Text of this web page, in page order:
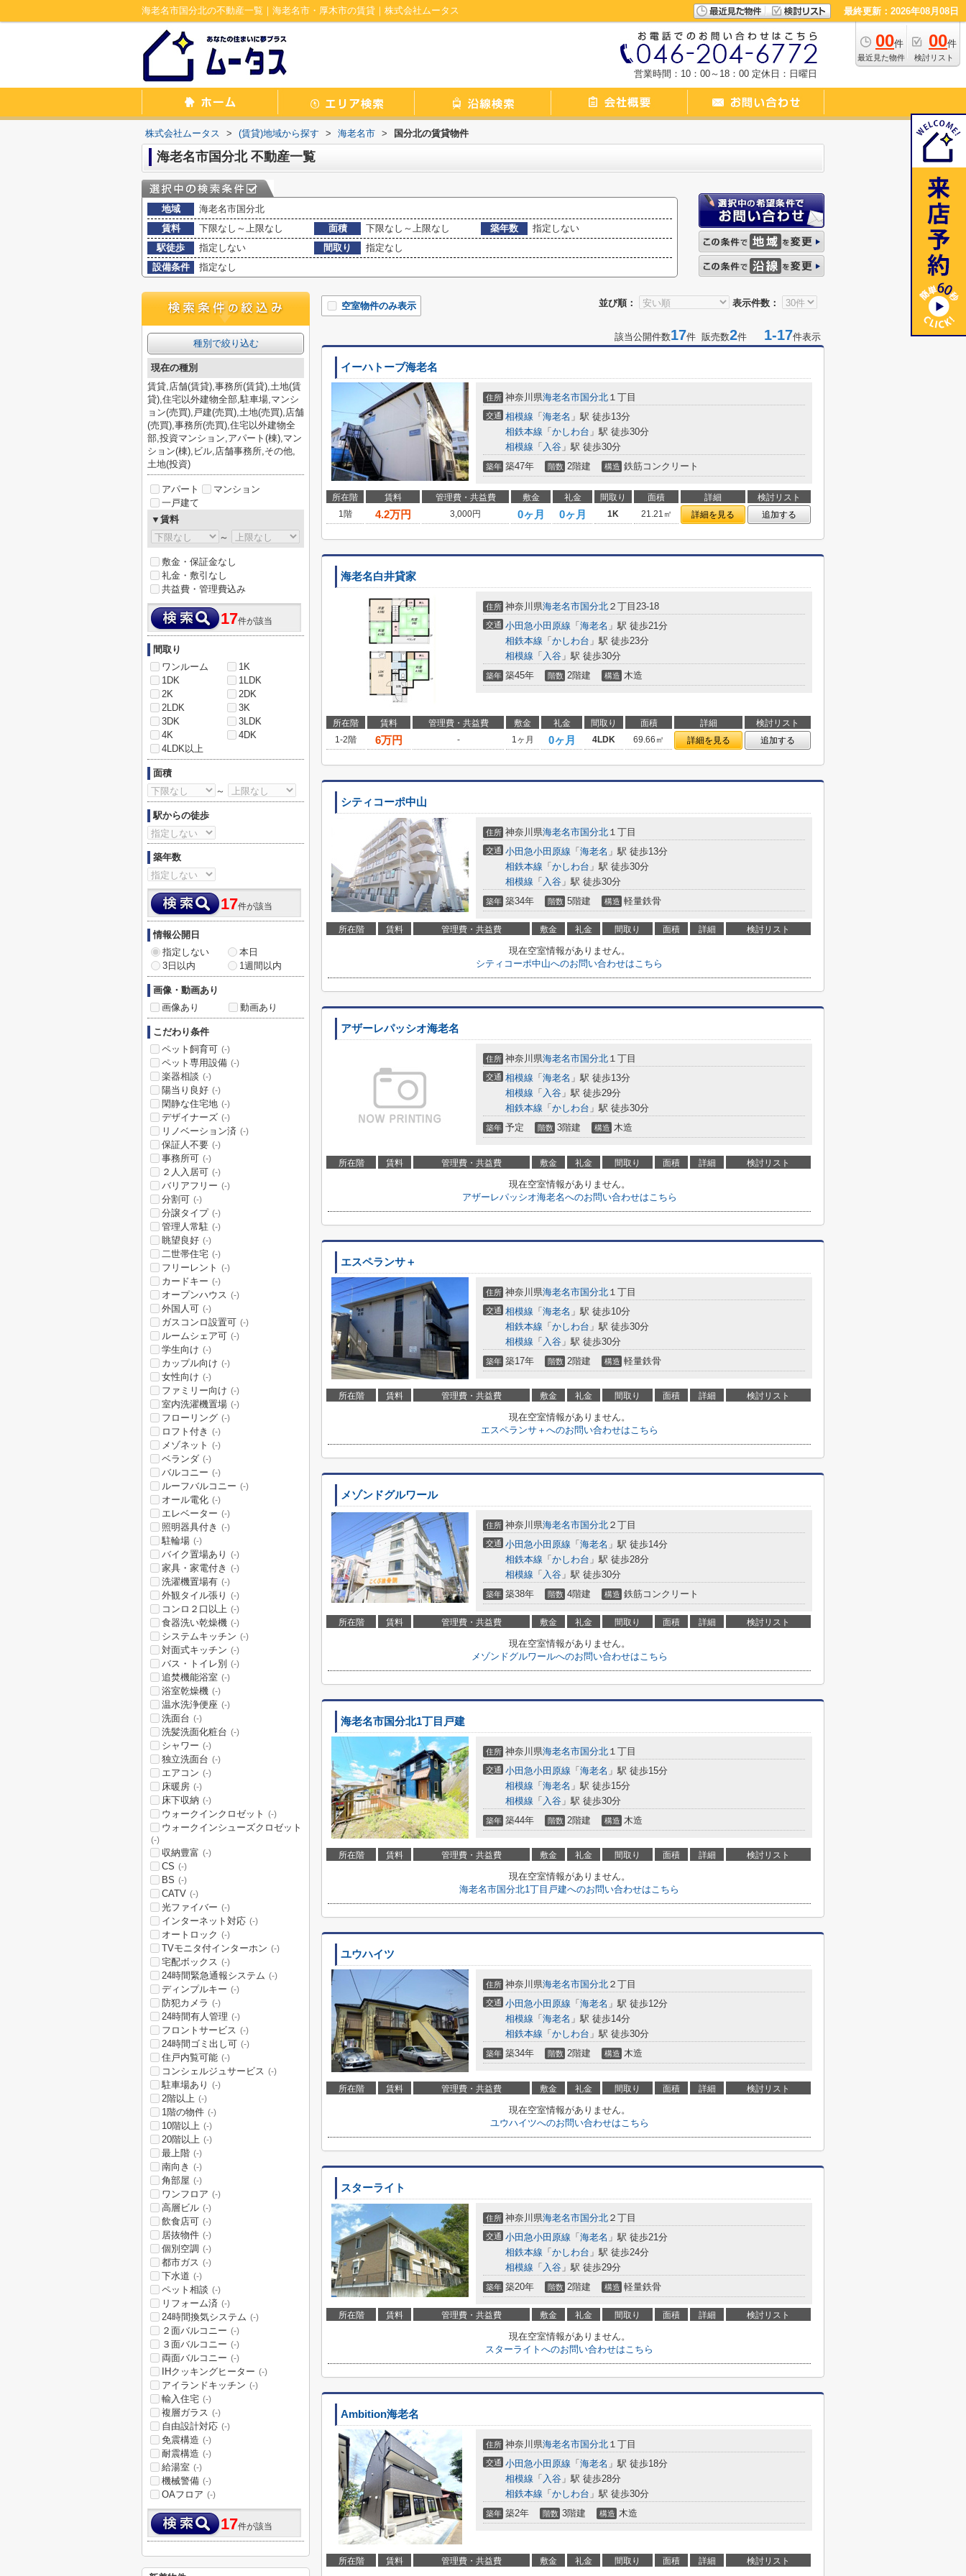
海老名市国分北の不動産一覧｜海老名市・厚木市の賃貸｜株式会社ムータス 最終更新：2026年08月08日
00件
最近見た物件
00件
検討リスト
営業時間：10：00～18：00 定休日：日曜日
株式会社ムータス > (賃貸)地域から探す > 海老名市 > 国分北の賃貸物件
海老名市国分北 不動産一覧
地域
海老名市国分北
賃料
下限なし～上限なし 面積 下限なし～上限なし 築年数
指定しない
駅徒歩
指定しない 間取り
指定なし
設備条件
指定なし
並び順： 表示件数：
空室物件のみ表示
該当公開件数17件 販売数2件 1-17件表示
イーハトーブ海老名
住所 神奈川県海老名市国分北 １丁目
交通 相模線 「 海老名 」駅 徒歩13分
相鉄本線 「 かしわ台 」駅 徒歩30分
相模線 「 入谷 」駅 徒歩30分
築年 築47年 階数 2階建 構造 鉄筋コンクリート
所在階 賃料 管理費・共益費 敷金 礼金 間取り 面積 詳細
検討リスト
1階
4.2万円 3,000円 0ヶ月 0ヶ月 1K 21.21㎡ 詳細を見る 追加する
海老名白井貸家
住所 神奈川県海老名市国分北 ２丁目23-18
交通 小田急小田原線 「 海老名 」駅 徒歩21分
相鉄本線 「 かしわ台 」駅 徒歩23分
相模線 「 入谷 」駅 徒歩30分
築年 築45年 階数 2階建 構造 木造
所在階 賃料 管理費・共益費 敷金 礼金 間取り 面積 詳細
検討リスト
1-2階
6万円 - 1ヶ月 0ヶ月 4LDK 69.66㎡ 詳細を見る 追加する
シティコーポ中山
住所 神奈川県海老名市国分北 １丁目
交通 小田急小田原線 「 海老名 」駅 徒歩13分
相鉄本線 「 かしわ台 」駅 徒歩30分
相模線 「 入谷 」駅 徒歩30分
築年 築34年 階数 5階建 構造 軽量鉄骨
所在階 賃料 管理費・共益費 敷金 礼金 間取り 面積 詳細 検討リスト
現在空室情報がありません。
シティコーポ中山へのお問い合わせはこちら
アザーレパッシオ海老名
住所 神奈川県海老名市国分北 １丁目
交通 相模線 「 海老名 」駅 徒歩13分
相模線 「 入谷 」駅 徒歩29分
相鉄本線 「 かしわ台 」駅 徒歩30分
築年 予定 階数 3階建 構造 木造
所在階 賃料 管理費・共益費 敷金 礼金 間取り 面積 詳細 検討リスト
現在空室情報がありません。
アザーレパッシオ海老名へのお問い合わせはこちら
エスペランサ＋
住所 神奈川県海老名市国分北 １丁目
交通 相模線 「 海老名 」駅 徒歩10分
相鉄本線 「 かしわ台 」駅 徒歩30分
相模線 「 入谷 」駅 徒歩30分
築年 築17年 階数 2階建 構造 軽量鉄骨
所在階 賃料 管理費・共益費 敷金 礼金 間取り 面積 詳細 検討リスト
現在空室情報がありません。
エスペランサ＋へのお問い合わせはこちら
メゾンドグルワール
住所 神奈川県海老名市国分北 ２丁目
交通 小田急小田原線 「 海老名 」駅 徒歩14分
相鉄本線 「 かしわ台 」駅 徒歩28分
相模線 「 入谷 」駅 徒歩30分
築年 築38年 階数 4階建 構造 鉄筋コンクリート
所在階 賃料 管理費・共益費 敷金 礼金 間取り 面積 詳細 検討リスト
現在空室情報がありません。
メゾンドグルワールへのお問い合わせはこちら
海老名市国分北1丁目戸建
住所 神奈川県海老名市国分北 １丁目
交通 小田急小田原線 「 海老名 」駅 徒歩15分
相模線 「 海老名 」駅 徒歩15分
相模線 「 入谷 」駅 徒歩30分
築年 築44年 階数 2階建 構造 木造
所在階 賃料 管理費・共益費 敷金 礼金 間取り 面積 詳細 検討リスト
現在空室情報がありません。
海老名市国分北1丁目戸建へのお問い合わせはこちら
ユウハイツ
住所 神奈川県海老名市国分北 ２丁目
交通 小田急小田原線 「 海老名 」駅 徒歩12分
相模線 「 海老名 」駅 徒歩14分
相鉄本線 「 かしわ台 」駅 徒歩30分
築年 築34年 階数 2階建 構造 木造
所在階 賃料 管理費・共益費 敷金 礼金 間取り 面積 詳細 検討リスト
現在空室情報がありません。
ユウハイツへのお問い合わせはこちら
スターライト
住所 神奈川県海老名市国分北 ２丁目
交通 小田急小田原線 「 海老名 」駅 徒歩21分
相鉄本線 「 かしわ台 」駅 徒歩24分
相模線 「 入谷 」駅 徒歩29分
築年 築20年 階数 2階建 構造 軽量鉄骨
所在階 賃料 管理費・共益費 敷金 礼金 間取り 面積 詳細 検討リスト
現在空室情報がありません。
スターライトへのお問い合わせはこちら
Ambition海老名
住所 神奈川県海老名市国分北 １丁目
交通 小田急小田原線 「 海老名 」駅 徒歩18分
相模線 「 入谷 」駅 徒歩28分
相鉄本線 「 かしわ台 」駅 徒歩30分
築年 築2年 階数 3階建 構造 木造
所在階 賃料 管理費・共益費 敷金 礼金 間取り 面積 詳細 検討リスト
種別で絞り込む
現在の種別
賃貸,店舗(賃貸),事務所(賃貸),土地(賃
貸),住宅以外建物全部,駐車場,マンシ
ョン(売買),戸建(売買),土地(売買),店舗
(売買),事務所(売買),住宅以外建物全
部,投資マンション,アパート(棟),マン
ション(棟),ビル,店舗事務所,その他,
土地(投資)
アパート
マンション
一戸建て
▼賃料
～
敷金・保証金なし
礼金・敷引なし
共益費・管理費込み
17件が該当
間取り
ワンルーム
1K
1DK
1LDK
2K
2DK
2LDK
3K
3DK
3LDK
4K
4DK
4LDK以上
面積
～
駅からの徒歩
築年数
17件が該当
情報公開日
指定しない
本日
3日以内
1週間以内
画像・動画あり
画像あり
動画あり
こだわり条件
ペット飼育可 (-)
ペット専用設備 (-)
楽器相談 (-)
陽当り良好 (-)
閑静な住宅地 (-)
デザイナーズ (-)
リノベーション済 (-)
保証人不要 (-)
事務所可 (-)
２人入居可 (-)
バリアフリー (-)
分割可 (-)
分譲タイプ (-)
管理人常駐 (-)
眺望良好 (-)
二世帯住宅 (-)
フリーレント (-)
カードキー (-)
オープンハウス (-)
外国人可 (-)
ガスコンロ設置可 (-)
ルームシェア可 (-)
学生向け (-)
カップル向け (-)
女性向け (-)
ファミリー向け (-)
室内洗濯機置場 (-)
フローリング (-)
ロフト付き (-)
メゾネット (-)
ベランダ (-)
バルコニー (-)
ルーフバルコニー (-)
オール電化 (-)
エレベーター (-)
照明器具付き (-)
駐輪場 (-)
バイク置場あり (-)
家具・家電付き (-)
洗濯機置場有 (-)
外観タイル張り (-)
コンロ２口以上 (-)
食器洗い乾燥機 (-)
システムキッチン (-)
対面式キッチン (-)
バス・トイレ別 (-)
追焚機能浴室 (-)
浴室乾燥機 (-)
温水洗浄便座 (-)
洗面台 (-)
洗髪洗面化粧台 (-)
シャワー (-)
独立洗面台 (-)
エアコン (-)
床暖房 (-)
床下収納 (-)
ウォークインクロゼット (-)
ウォークインシューズクロゼット
(-)
収納豊富 (-)
CS (-)
BS (-)
CATV (-)
光ファイバー (-)
インターネット対応 (-)
オートロック (-)
TVモニタ付インターホン (-)
宅配ボックス (-)
24時間緊急通報システム (-)
ディンプルキー (-)
防犯カメラ (-)
24時間有人管理 (-)
フロントサービス (-)
24時間ゴミ出し可 (-)
住戸内覧可能 (-)
コンシェルジュサービス (-)
駐車場あり (-)
2階以上 (-)
1階の物件 (-)
10階以上 (-)
20階以上 (-)
最上階 (-)
南向き (-)
角部屋 (-)
ワンフロア (-)
高層ビル (-)
飲食店可 (-)
居抜物件 (-)
個別空調 (-)
都市ガス (-)
下水道 (-)
ペット相談 (-)
リフォーム済 (-)
24時間換気システム (-)
２面バルコニー (-)
３面バルコニー (-)
両面バルコニー (-)
IHクッキングヒーター (-)
アイランドキッチン (-)
輸入住宅 (-)
複層ガラス (-)
自由設計対応 (-)
免震構造 (-)
耐震構造 (-)
給湯室 (-)
機械警備 (-)
OAフロア (-)
17件が該当